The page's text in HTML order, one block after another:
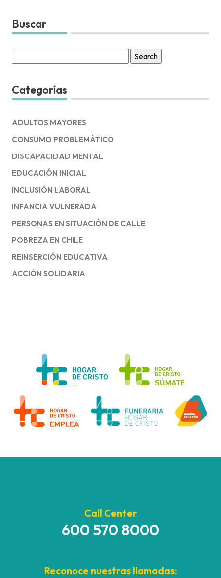
Buscar
for:
Categorías
ADULTOS MAYORES
CONSUMO PROBLEMÁTICO
DISCAPACIDAD MENTAL
EDUCACIÓN INICIAL
INCLUSIÓN LABORAL
INFANCIA VULNERADA
PERSONAS EN SITUACIÓN DE CALLE
POBREZA EN CHILE
REINSERCIÓN EDUCATIVA
ACCIÓN SOLIDARIA
Call Center
600 570 8000
Reconoce nuestras llamadas: